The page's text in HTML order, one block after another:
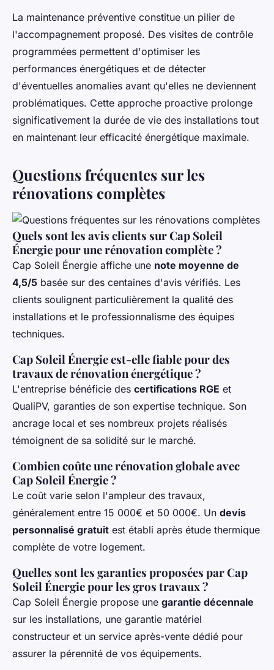
La maintenance préventive constitue un pilier de
l'accompagnement proposé. Des visites de contrôle
programmées permettent d'optimiser les
performances énergétiques et de détecter
d'éventuelles anomalies avant qu'elles ne deviennent
problématiques. Cette approche proactive prolonge
significativement la durée de vie des installations tout
en maintenant leur efficacité énergétique maximale.
Questions fréquentes sur les
rénovations complètes
Quels sont les avis clients sur Cap Soleil
Énergie pour une rénovation complète ?
Cap Soleil Énergie affiche une note moyenne de
4,5/5 basée sur des centaines d'avis vérifiés. Les
clients soulignent particulièrement la qualité des
installations et le professionnalisme des équipes
techniques.
Cap Soleil Énergie est-elle fiable pour des
travaux de rénovation énergétique ?
L'entreprise bénéficie des certifications RGE et
QualiPV, garanties de son expertise technique. Son
ancrage local et ses nombreux projets réalisés
témoignent de sa solidité sur le marché.
Combien coûte une rénovation globale avec
Cap Soleil Énergie ?
Le coût varie selon l'ampleur des travaux,
généralement entre 15 000€ et 50 000€. Un devis
personnalisé gratuit est établi après étude thermique
complète de votre logement.
Quelles sont les garanties proposées par Cap
Soleil Énergie pour les gros travaux ?
Cap Soleil Énergie propose une garantie décennale
sur les installations, une garantie matériel
constructeur et un service après-vente dédié pour
assurer la pérennité de vos équipements.